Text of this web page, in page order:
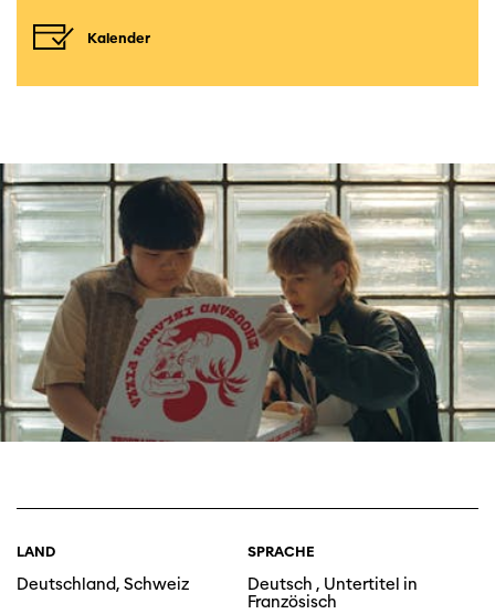
Kalender
LAND
Deutschland, Schweiz
SPRACHE
Deutsch , Untertitel in
Französisch